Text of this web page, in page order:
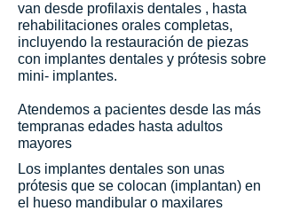
van desde profilaxis dentales , hasta
rehabilitaciones orales completas,
incluyendo la restauración de piezas
con implantes dentales y prótesis sobre
mini- implantes.
Atendemos a pacientes desde las más
tempranas edades hasta adultos
mayores
Los implantes dentales son unas
prótesis que se colocan (implantan) en
el hueso mandibular o maxilares